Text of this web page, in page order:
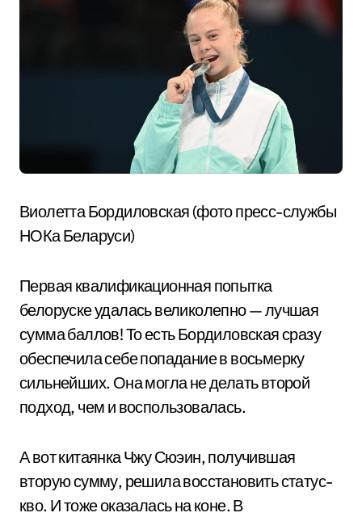
Виолетта Бордиловская (фото пресс-службы
НОКа Беларуси)
Первая квалификационная попытка
белоруске удалась великолепно — лучшая
сумма баллов! То есть Бордиловская сразу
обеспечила себе попадание в восьмерку
сильнейших. Она могла не делать второй
подход, чем и воспользовалась.
А вот китаянка Чжу Сюэин, получившая
вторую сумму, решила восстановить статус-
кво. И тоже оказалась на коне. В